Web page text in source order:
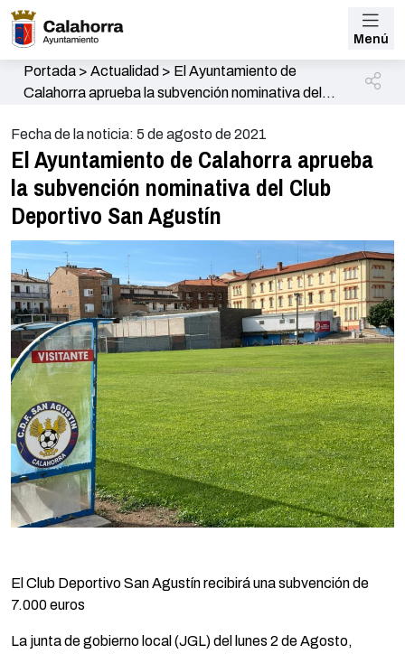
Menú
Portada> Actualidad > El Ayuntamiento de
Calahorra aprueba la subvención nominativa del
Fecha de la noticia: 5 de agosto de 2021
El Ayuntamiento de Calahorra aprueba
la subvención nominativa del Club
Deportivo San Agustín
El Club Deportivo San Agustín recibirá una subvención de
7.000 euros
La junta de gobierno local (JGL) del lunes 2 de Agosto,